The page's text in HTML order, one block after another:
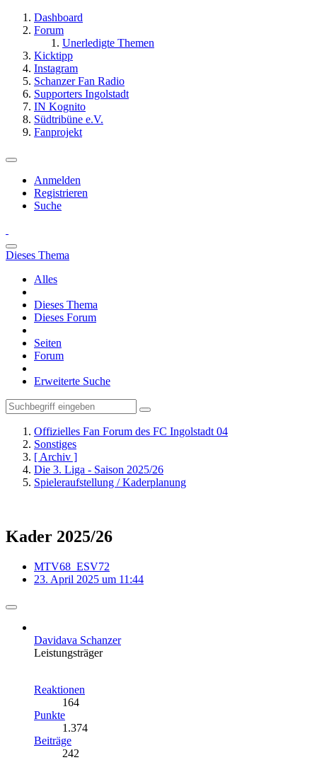
Dashboard
Forum
Unerledigte Themen
Kicktipp
Instagram
Schanzer Fan Radio
Supporters Ingolstadt
IN Kognito
Südtribüne e.V.
Fanprojekt
Anmelden
Registrieren
Suche
Dieses Thema
Alles
Dieses Thema
Dieses Forum
Seiten
Forum
Erweiterte Suche
Offizielles Fan Forum des FC Ingolstadt 04
Sonstiges
[ Archiv ]
Die 3. Liga - Saison 2025/26
Spieleraufstellung / Kaderplanung
Kader 2025/26
MTV68_ESV72
23. April 2025 um 11:44
Davidava Schanzer
Leistungsträger
Reaktionen
164
Punkte
1.374
Beiträge
242